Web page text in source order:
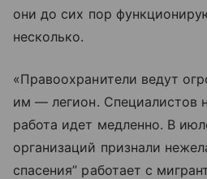
они до сих пор
несколько.
«Правоохранители ведут
им — легион. Специалистов
работа идет медленно. В
организаций признали
спасения” работает с